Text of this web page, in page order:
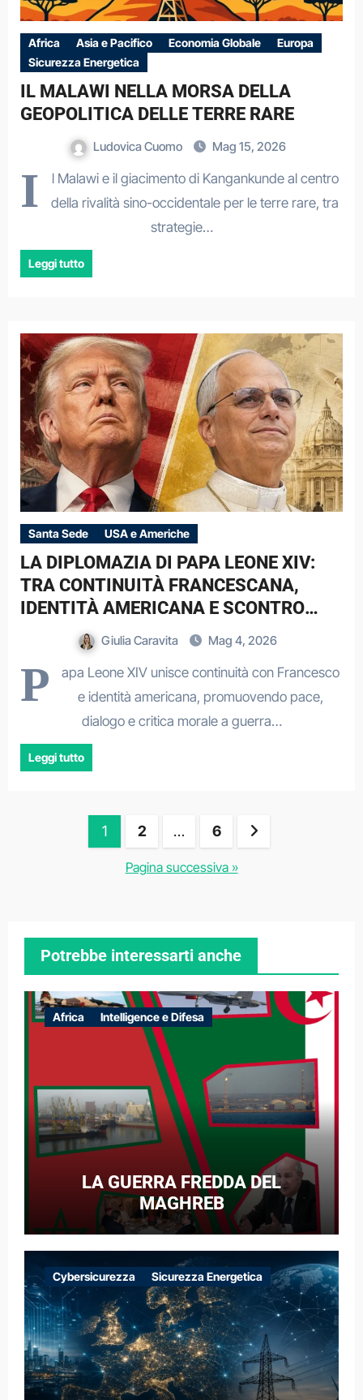
Africa Asia e Pacifico Economia Globale
Europa
Sicurezza Energetica
IL MALAWI NELLA MORSA DELLA
GEOPOLITICA DELLE TERRE RARE
Ludovica Cuomo Mag 15, 2026
I
l Malawi e il giacimento di Kangankunde al centro
della rivalità sino-occidentale per le terre rare, tra
strategie…
Leggi tutto
Santa Sede USA e Americhe
LA DIPLOMAZIA DI PAPA LEONE XIV:
TRA CONTINUITÀ FRANCESCANA,
IDENTITÀ AMERICANA E SCONTRO
CON DONALD TRUMP
Giulia Caravita Mag 4, 2026
P
apa Leone XIV unisce continuità con Francesco
e identità americana, promuovendo pace,
dialogo e critica morale a guerra…
Leggi tutto
Paginazione
1 2 … 6
Pagina successiva »
Potrebbe interessarti anche
Africa Intelligence e Difesa
LA GUERRA FREDDA DEL
MAGHREB
Cybersicurezza Sicurezza Energetica